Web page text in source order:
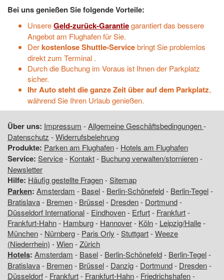
Bei uns genießen Sie folgende Vorteile:
UnsereGeld-zurück-Garantiegarantiert das bessere
Angebot am Flughafen für Sie.
Derkostenlose Shuttle-Servicebringt Sie problemlos
direkt zum Terminal .
Durch die Buchung im Voraus ist Ihnen der Parkplatz
sicher.
Ihr Auto steht die ganze Zeit über auf dem Parkplatz,
während Sie Ihren Urlaub genießen.
Über uns: Impressum -Allgemeine Geschäftsbedingungen-
Datenschutz -Widerrufsbelehrung
Produkte: Parken am Flughafen- Hotels am Flughafen
Service: Service- Kontakt- Buchung verwalten/stornieren-
Newsletter
Hilfe: Häufig gestellte Fragen-Sitemap
Parken: Amsterdam - Basel- Berlin-Schönefeld- Berlin-Tegel-
Bratislava- Bremen- Brüssel- Dresden- Dortmund-
Düsseldorf International- Eindhoven- Erfurt- Frankfurt-
Frankfurt-Hahn- Hamburg- Hannover- Köln- Leipzig/Halle-
München- Nürnberg- Paris Orly -Stuttgart-Weeze
(Niederrhein) -Wien-Zürich
Hotels: Amsterdam - Basel- Berlin-Schönefeld- Berlin-Tegel-
Bratislava- Bremen- Brüssel- Danzig- Dortmund- Dresden-
Düsseldorf- Frankfurt- Frankfurt-Hahn- Friedrichshafen-